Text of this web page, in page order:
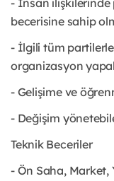
- İnsan ilişkilerinde
becerisine sahip
- İlgili tüm
organizasyon
- Gelişime ve
- Değişim
Teknik Beceriler
- Ön Saha, Market,